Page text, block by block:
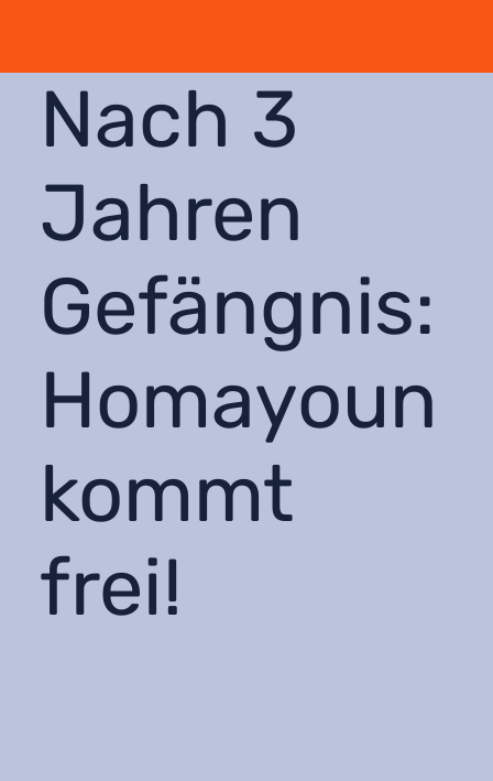
Nach 3
Jahren
Gefängnis:
Homayoun
kommt
frei!